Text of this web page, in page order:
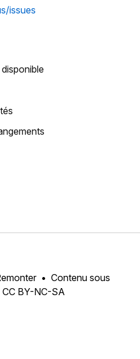
issues
Contenu sous
BY-NC-SA